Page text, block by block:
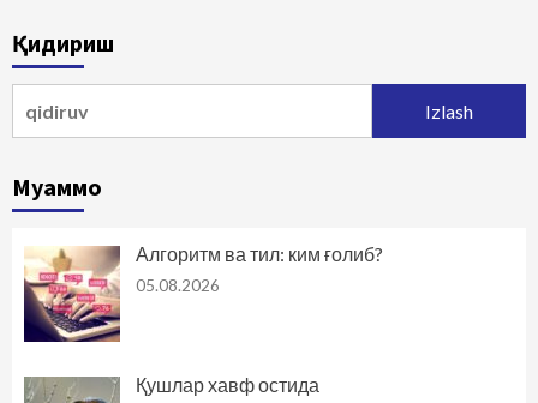
Қидириш
Муаммо
Алгоритм ва тил: ким ғолиб?
05.08.2026
Қушлар хавф остида